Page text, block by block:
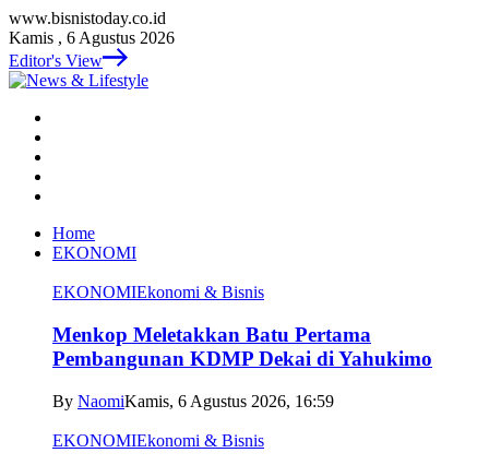
www.bisnistoday.co.id
Kamis , 6 Agustus 2026
Editor's View
Home
EKONOMI
EKONOMIEkonomi & Bisnis
Menkop Meletakkan Batu Pertama
Pembangunan KDMP Dekai di Yahukimo
By NaomiKamis, 6 Agustus 2026, 16:59
EKONOMIEkonomi & Bisnis